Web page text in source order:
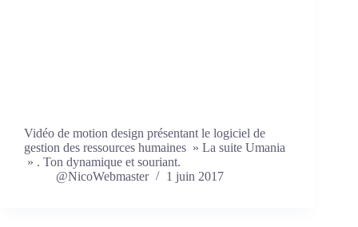
Vidéo de motion design présentant le logiciel de
gestion des ressources humaines » La suite Umania
» . Ton dynamique et souriant.
@NicoWebmaster
1 juin 2017